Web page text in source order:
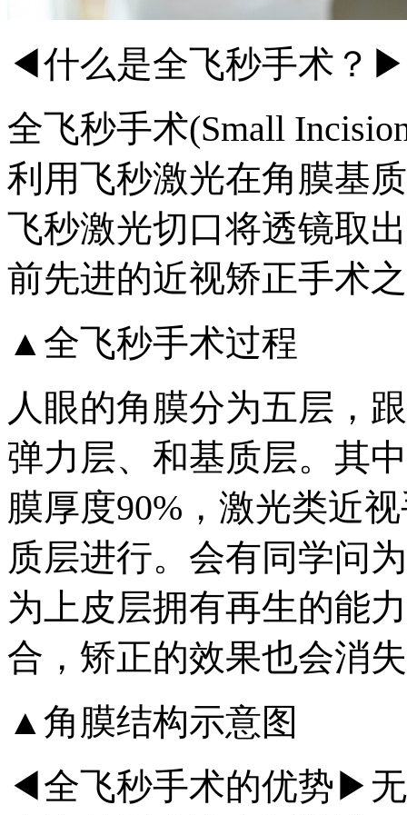
◀什么是全飞秒手术？▶
全飞秒手术(Small
利用飞秒激光在角膜基
飞秒激光切口将透镜取
前先进的近视矫正手术
▲全飞秒手术过程
人眼的角膜分为五层，
弹力层、和基质层。其
膜厚度90%，激光类近
质层进行。会有同学问
为上皮层拥有再生的能
合，矫正的效果也会消
▲角膜结构示意图
◀全飞秒手术的优势▶